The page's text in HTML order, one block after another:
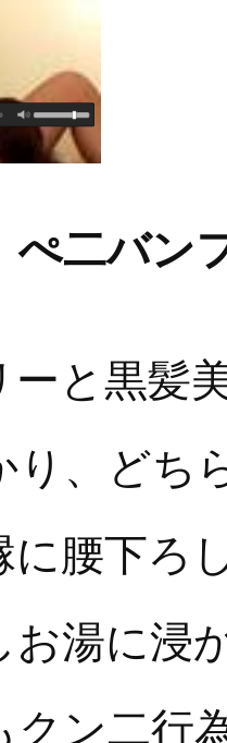
ぺ二バ
ーと黒髪
り、どち
に腰下ろ
お湯に浸
クン二行